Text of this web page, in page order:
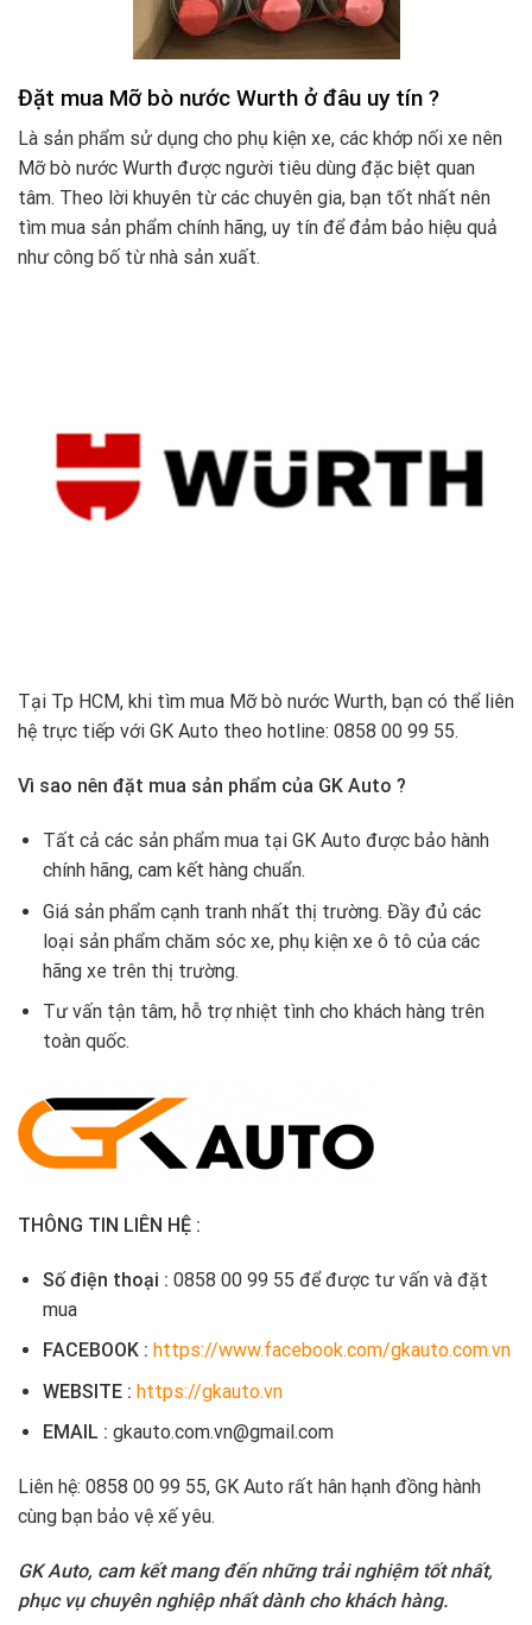
Đặt mua Mỡ bò nước Wurth ở đâu uy tín ?
Là sản phẩm sử dụng cho phụ kiện xe, các khớp nối xe nên
Mỡ bò nước Wurth được người tiêu dùng đặc biệt quan
tâm. Theo lời khuyên từ các chuyên gia, bạn tốt nhất nên
tìm mua sản phẩm chính hãng, uy tín để đảm bảo hiệu quả
như công bố từ nhà sản xuất.
Tại Tp HCM, khi tìm mua Mỡ bò nước Wurth, bạn có thể liên
hệ trực tiếp với GK Auto theo hotline: 0858 00 99 55.
Vì sao nên đặt mua sản phẩm của GK Auto ?
Tất cả các sản phẩm mua tại GK Auto được bảo hành
chính hãng, cam kết hàng chuẩn.
Giá sản phẩm cạnh tranh nhất thị trường. Đầy đủ các
loại sản phẩm chăm sóc xe, phụ kiện xe ô tô của các
hãng xe trên thị trường.
Tư vấn tận tâm, hỗ trợ nhiệt tình cho khách hàng trên
toàn quốc.
THÔNG TIN LIÊN HỆ :
Số điện thoại : 0858 00 99 55 để được tư vấn và đặt
mua
FACEBOOK : https://www.facebook.com/gkauto.com.vn
WEBSITE : https://gkauto.vn
EMAIL : gkauto.com.vn@gmail.com
Liên hệ: 0858 00 99 55, GK Auto rất hân hạnh đồng hành
cùng bạn bảo vệ xế yêu.
GK Auto, cam kết mang đến những trải nghiệm tốt nhất,
phục vụ chuyên nghiệp nhất dành cho khách hàng.